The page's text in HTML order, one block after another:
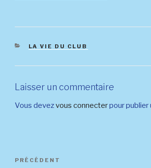
CATÉGORIES
LA VIE DU CLUB
Laisser un commentaire
Vous devezvous connecterpour publier
Navigation
Article
PRÉCÉDENT